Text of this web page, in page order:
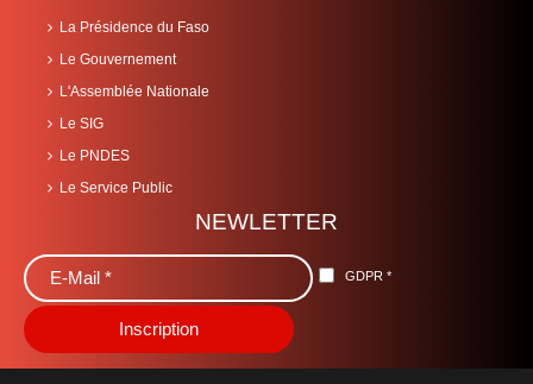
La Présidence du Faso
Le Gouvernement
L'Assemblée Nationale
Le SIG
Le PNDES
Le Service Public
NEWLETTER
GDPR *